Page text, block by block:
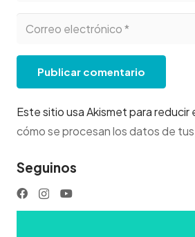
Publicar comentario
Este sitio usa Akismet para reducir
cómo se procesan los datos de
Seguinos